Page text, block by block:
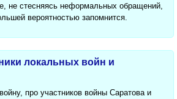
не стесняясь неформальных обращений,
вероятностью запомнится.
локальных войн и
про участников войны Саратова и